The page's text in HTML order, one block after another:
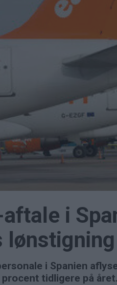
i
lønstigning
i Spanien
tidligere på